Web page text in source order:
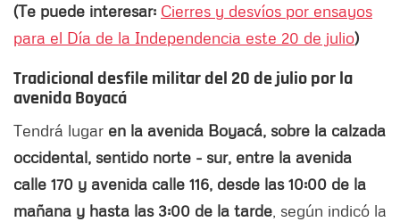
(Te puede interesar: Cierres y desvíos por ensayos
para el Día de la Independencia este 20 de julio)
Tradicional desfile militar del 20 de julio por la
avenida Boyacá
Tendrá lugar en la avenida Boyacá, sobre la calzada
occidental, sentido norte - sur, entre la avenida
calle 170 y avenida calle 116, desde las 10:00 de la
mañana y hasta las 3:00 de la tarde , según indicó la